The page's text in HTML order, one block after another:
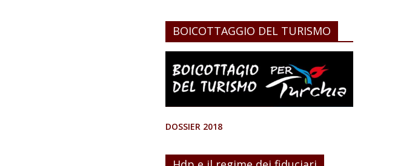
BOICOTTAGGIO DEL TURISMO
DOSSIER 2018